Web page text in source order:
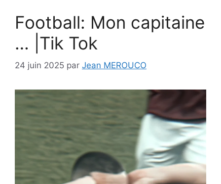
Football: Mon capitaine
… |Tik Tok
24 juin 2025 par Jean MEROUCO